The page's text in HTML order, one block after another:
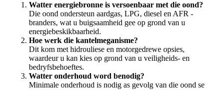
Watter energiebronne is versoenbaar met die oond?
Die oond ondersteun aardgas, LPG, diesel en AFR -
branders, wat u buigsaamheid gee op grond van u
energiebeskikbaarheid.
Hoe werk die kantelmeganisme?
Dit kom met hidrouliese en motorgedrewe opsies,
waardeur u kan kies op grond van u veiligheids- en
bedryfsbehoeftes.
Watter onderhoud word benodig?
Minimale onderhoud is nodig as gevolg van die oond se